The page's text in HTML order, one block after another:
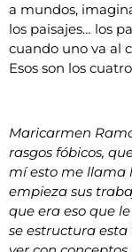
a mundos,
los paisajes… los
cuando uno va al
Esos son los
Maricarmen
rasgos fóbicos,
mí esto me llama
empieza sus
que era eso que
se estructura